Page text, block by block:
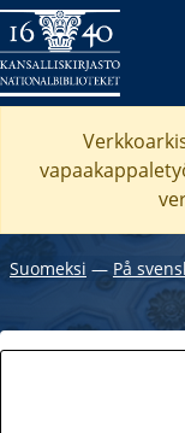
Suomeksi ― På